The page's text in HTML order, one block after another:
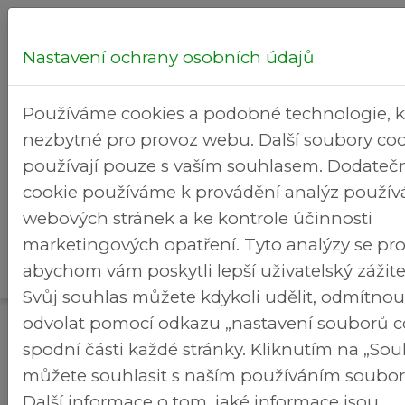
Hledej...
Brezineves.cz >
Zápisy
jednání
ZMČ
>
Zápisy ze
zastupitelstva
2018
areál
Zápisy ze zasedání zastupitelstva 2018
Nastavení ochrany osobních údajů
Používáme cookies a podobné technologie,
nezbytné pro provoz webu. Další soubory
používají pouze s vaším souhlasem.
cookie používáme k provádění analýz
webových stránek a ke kontrole účinnosti
marketingových opatření. Tyto analýzy se
abychom vám poskytli lepší uživatelský
Svůj souhlas můžete kdykoli udělit,
odvolat pomocí odkazu „nastavení souborů
spodní části každé stránky. Kliknutím na
můžete souhlasit s naším používáním